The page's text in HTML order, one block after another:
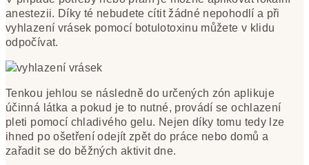
anestezii. Díky té nebudete cítit žádné nepohodlí a při
vyhlazení vrásek pomocí botulotoxinu můžete v klidu
odpočívat.
Tenkou jehlou se následně do určených zón aplikuje
účinná látka a pokud je to nutné, provádí se ochlazení
pleti pomocí chladivého gelu. Nejen díky tomu tedy lze
ihned po ošetření odejít zpět do práce nebo domů a
zařadit se do běžných aktivit dne.